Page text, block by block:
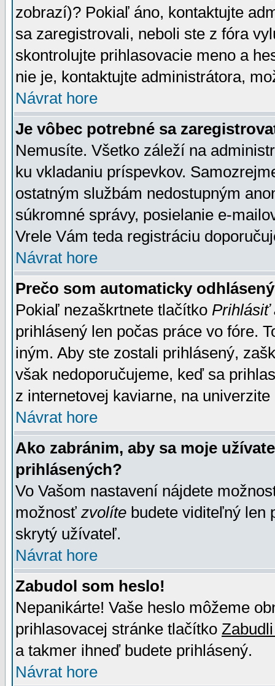
zobrazí)? Pokiaľ áno, kontaktujte
sa zaregistrovali, neboli ste z fóra
skontrolujte prihlasovacie meno a
nie je, kontaktujte administrátora,
Návrat hore
Je vôbec potrebné sa
Nemusíte. Všetko záleží na
ku vkladaniu príspevkov.
ostatným službám nedostupným
súkromné správy, posielanie e-
Vrele Vám teda registráciu
Návrat hore
Prečo som automaticky
Pokiaľ nezaškrtnete tlačítko Prihlásiť
prihlásený len počas práce vo fóre.
iným. Aby ste zostali prihlásený,
však nedoporučujeme, keď sa
z internetovej kaviarne, na univerzite
Návrat hore
Ako zabránim, aby sa moje
prihlásených?
Vo Vašom nastavení nájdete
možnosť zvolíte budete viditeľný len
skrytý užívateľ.
Návrat hore
Zabudol som heslo!
Nepanikárte! Vaše heslo môžeme
prihlasovacej stránke tlačítko
a takmer ihneď budete prihlásený.
Návrat hore